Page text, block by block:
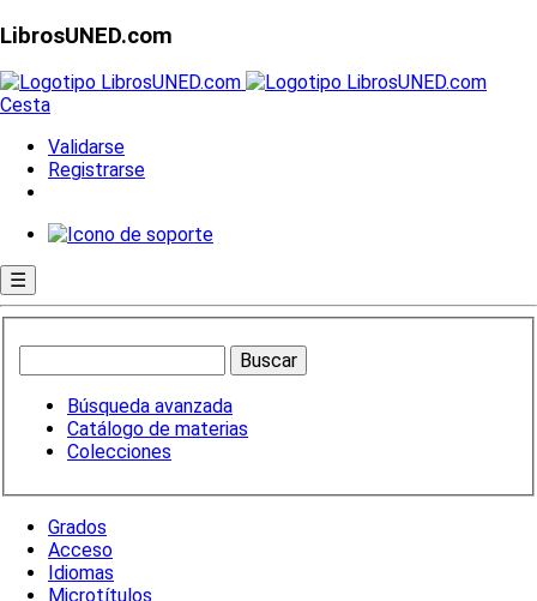
LibrosUNED.com
Cesta
Validarse
Registrarse
☰
Búsqueda avanzada
Catálogo de materias
Colecciones
Grados
Acceso
Idiomas
Microtítulos